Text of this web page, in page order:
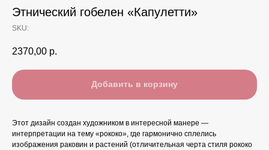
Этнический гобелен «Капулетти»
SKU:
2370,00 р.
Добавить в корзину
Этот дизайн создан художником в интересной манере —
интерпретации на тему «рококо», где гармонично сплелись
изображения раковин и растений (отличительная черта стиля рококо